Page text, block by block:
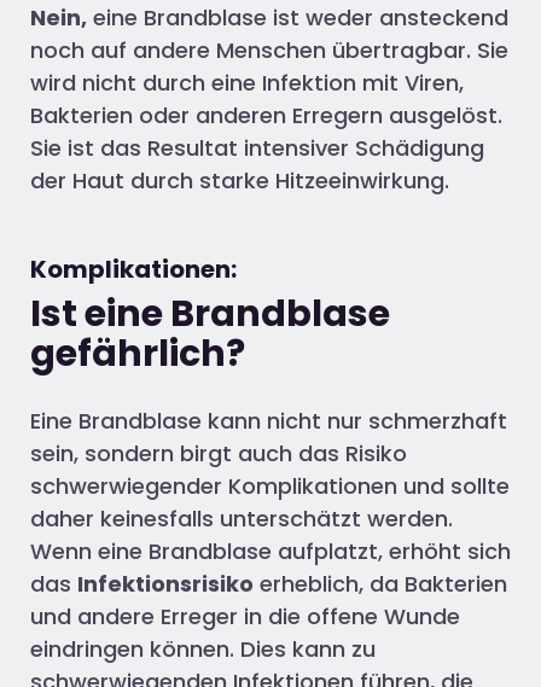
Nein, eine Brandblase ist weder ansteckend
noch auf andere Menschen übertragbar. Sie
wird nicht durch eine Infektion mit Viren,
Bakterien oder anderen Erregern ausgelöst.
Sie ist das Resultat intensiver Schädigung
der Haut durch starke Hitzeeinwirkung.
Komplikationen:
Ist eine Brandblase
gefährlich?
Eine Brandblase kann nicht nur schmerzhaft
sein, sondern birgt auch das Risiko
schwerwiegender Komplikationen und sollte
daher keinesfalls unterschätzt werden.
Wenn eine Brandblase aufplatzt, erhöht sich
das Infektionsrisiko erheblich, da Bakterien
und andere Erreger in die offene Wunde
eindringen können. Dies kann zu